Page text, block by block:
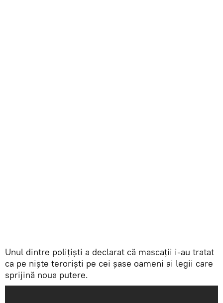
Unul dintre polițiști a declarat că mascații i-au tratat
ca pe niște teroriști pe cei șase oameni ai legii care
sprijină noua putere.